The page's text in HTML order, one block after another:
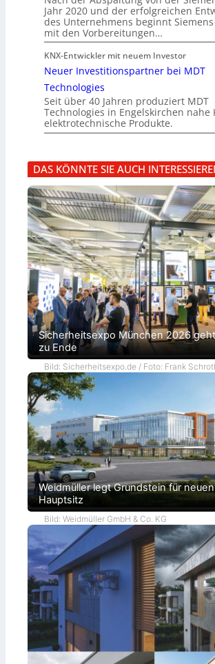
Jahr 2020 und der erfolgreichen
des Unternehmens beginnt
mit den Vorbereitungen…
KNX-Entwickler mit neuem Investor
Neuer Investitionspartner bei MDT
Technologies
Seit über 40 Jahren produziert MDT
Technologies in Engelskirchen nahe
elektrotechnische Produkte.
DAS KÖNNTE SIE AUCH
Sicherheitsexpo München 2026
zu Ende
Bild: Sicherheitsexpo.de / Foto: Frank
Weidmüller legt Grundstein für
Hauptsitz
Bild: Weidmüller GmbH & Co. KG